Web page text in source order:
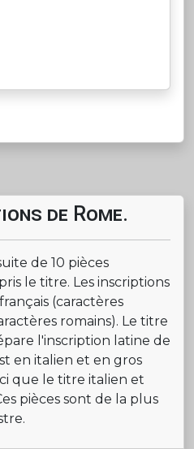
de Rome.
de 10 pièces
le titre. Les inscriptions
(caractères
romains). Le titre
l'inscription latine de
en italien et en gros
que le titre italien et
pièces sont de la plus